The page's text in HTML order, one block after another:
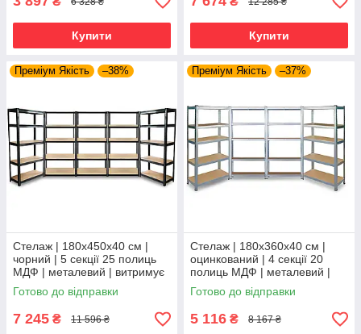
Купити Купити
Преміум Якість –38%
Стелаж | 180х450х40 см |
чорний | 5 секції 25 полиць
МДФ | металевий | витримує
175 кг на полицю |
універсальний
Готово до відправки
7 245 ₴ 11 596 ₴
Преміум Якість –37%
Стелаж | 180х360х40 см |
оцинкований | 4 секції 20
полиць МДФ | металевий |
витримує 175 кг на полицю |
універсальний
Готово до відправки
5 116 ₴ 8 167 ₴